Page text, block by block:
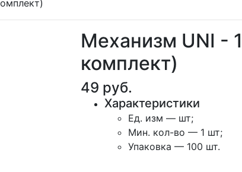
Механизм UNI -
комплект)
49 руб.
Характеристики
Ед. изм — шт;
Мин. кол-во — 1 шт;
Упаковка — 100 шт.